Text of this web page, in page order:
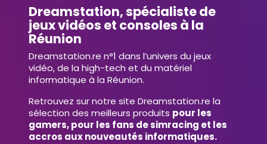
Dreamstation, spécialiste de
jeux vidéos et consoles à la
Réunion
Dreamstation.re n°1 dans l’univers du jeux
vidéo, de la high-tech et du matériel
informatique à la Réunion.
Retrouvez sur notre site Dreamstation.re la
sélection des meilleurs produits pour les
gamers, pour les fans de simracing et les
accros aux nouveautés informatiques.